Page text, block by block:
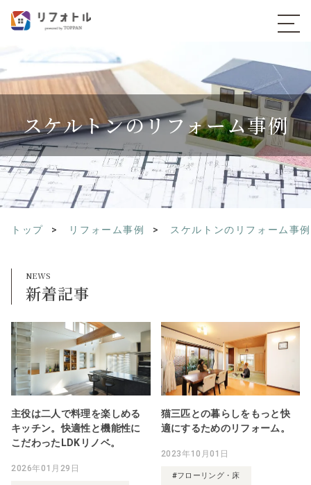
スケルトンのリフォーム事例
トップ リフォーム事例 スケルトンのリフォーム事例
新着記事
主役は二人で料理を楽しめる
キッチン。快適性と機能性に
こだわったLDKリノベ。
2026年01月29日
猫三匹との暮らしをもっと快
適にするためのリフォーム。
2023年10月01日
#フローリング・床